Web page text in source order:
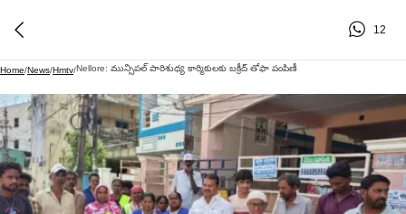
12
Home/News/Hmtv/Nellore: మున్సిపల్ పారిశుధ్య కార్మికులకు బక్రీద్ తోఫా పంపిణీ